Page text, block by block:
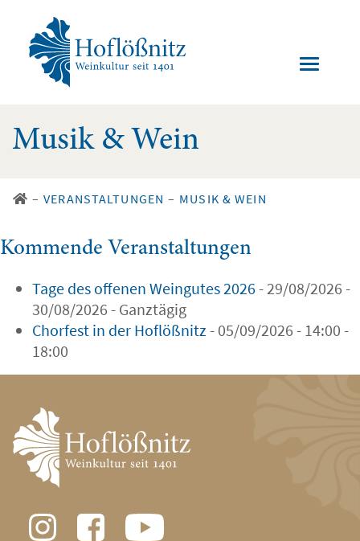
Musik & Wein
– VERANSTALTUNGEN – MUSIK & WEIN
Kommende Veranstaltungen
Tage des offenen Weingutes 2026 - 29/08/2026 -
30/08/2026 - Ganztägig
Chorfest in der Hoflößnitz - 05/09/2026 - 14:00 -
18:00